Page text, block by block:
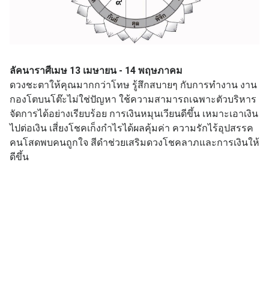
ลัคนาราศีเมษ 13 เมษายน - 14 พฤษภาคม
ดวงชะตาให้คุณมากกว่าโทษ รู้สึกสบายๆ กับการทำงาน งาน
กองโตบนโต๊ะไม่ใช่ปัญหา ใช้ความสามารถเฉพาะตัวบริหาร
จัดการได้อย่างเรียบร้อย การเงินหมุนเวียนดีขึ้น เหมาะเอาเงิน
ไปต่อเงิน เสี่ยงโชคเก็งกำไรได้ผลคุ้มค่า ความรักไร้อุปสรรค
คนโสดพบคนถูกใจ สีดำช่วยเสริมดวงโชคลาภและการเงินให้
ดีขึ้น